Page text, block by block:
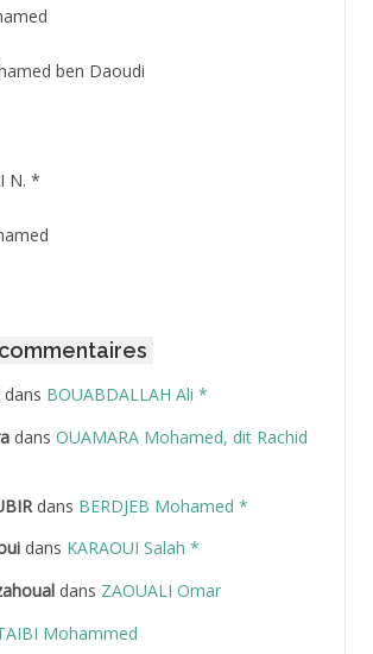
ben Daoudi
N. *
Lakhdar
dans BOUABDALLAH Ali *
dans OUAMARA Mohamed, dit Rachid
dans BERDJEB Mohamed *
dans KARAOUI Salah *
dans ZAOUALI Omar
Mohammed